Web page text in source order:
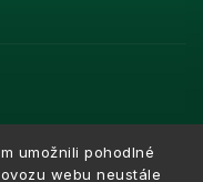
umožnili pohodlné
webu neustále